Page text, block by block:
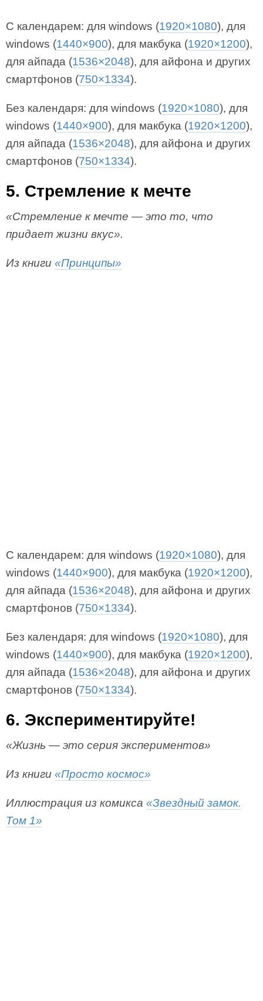
С календарем: для windows (1920×1080), для
windows (1440×900), для макбука (1920×1200),
для айпада (1536×2048), для айфона и других
смартфонов (750×1334).
Без календаря: для windows (1920×1080), для
windows (1440×900), для макбука (1920×1200),
для айпада (1536×2048), для айфона и других
смартфонов (750×1334).
5. Стремление к мечте
«Стремление к мечте — это то, что
придает жизни вкус».
Из книги «Принципы»
С календарем: для windows (1920×1080), для
windows (1440×900), для макбука (1920×1200),
для айпада (1536×2048), для айфона и других
смартфонов (750×1334).
Без календаря: для windows (1920×1080), для
windows (1440×900), для макбука (1920×1200),
для айпада (1536×2048), для айфона и других
смартфонов (750×1334).
6. Экспериментируйте!
«Жизнь — это серия экспериментов»
Из книги «Просто космос»
Иллюстрация из комикса «Звездный замок.
Том 1»